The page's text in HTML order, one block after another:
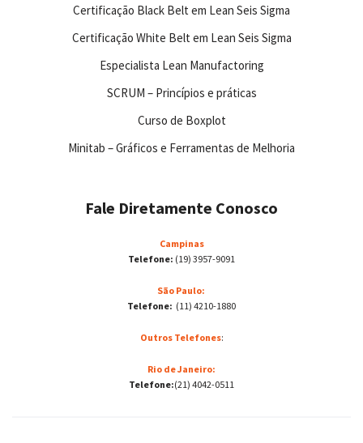
Certificação Black Belt em Lean Seis Sigma
Certificação White Belt em Lean Seis Sigma
Especialista Lean Manufactoring
SCRUM – Princípios e práticas
Curso de Boxplot
Minitab – Gráficos e Ferramentas de Melhoria
Fale Diretamente Conosco
Campinas
Telefone: (19) 3957-9091
São Paulo:
Telefone: (11) 4210-1880
Outros Telefones:
Rio de Janeiro:
Telefone:(21) 4042-0511